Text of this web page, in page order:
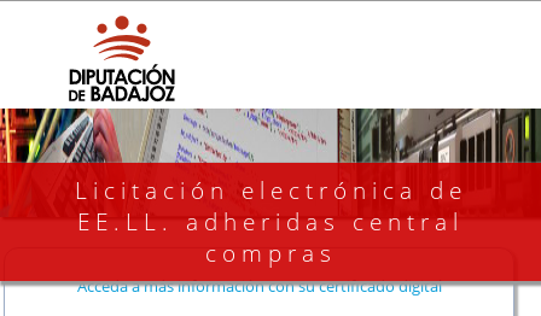
Licitación electrónica de
EE.LL. adheridas central
compras
Acceda a más información con su certificado digital